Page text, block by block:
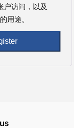
户访问，以及
用途。